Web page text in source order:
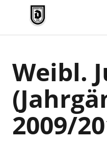
TV Jahn Duderstadt
Weibl.
2009/